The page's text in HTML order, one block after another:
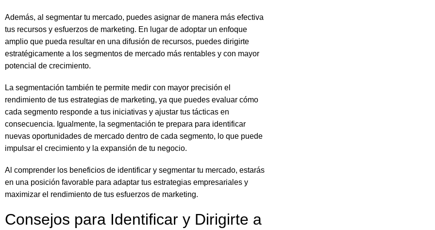
Además, al segmentar tu mercado, puedes asignar de manera más efectiva
tus recursos y esfuerzos de marketing. En lugar de adoptar un enfoque
amplio que pueda resultar en una difusión de recursos, puedes dirigirte
estratégicamente a los segmentos de mercado más rentables y con mayor
potencial de crecimiento.
La segmentación también te permite medir con mayor precisión el
rendimiento de tus estrategias de marketing, ya que puedes evaluar cómo
cada segmento responde a tus iniciativas y ajustar tus tácticas en
consecuencia. Igualmente, la segmentación te prepara para identificar
nuevas oportunidades de mercado dentro de cada segmento, lo que puede
impulsar el crecimiento y la expansión de tu negocio.
Al comprender los beneficios de identificar y segmentar tu mercado, estarás
en una posición favorable para adaptar tus estrategias empresariales y
maximizar el rendimiento de tus esfuerzos de marketing.
Consejos para Identificar y Dirigirte a